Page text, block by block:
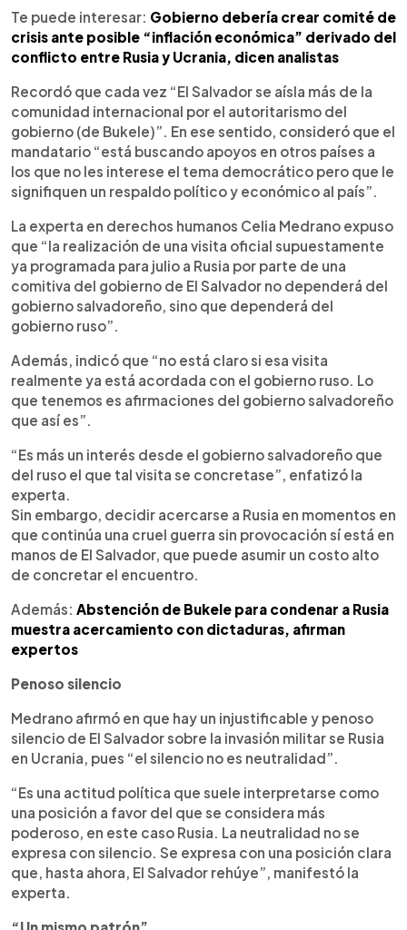
Te puede interesar: Gobierno debería crear comité de
crisis ante posible “inflación económica” derivado del
conflicto entre Rusia y Ucrania, dicen analistas
Recordó que cada vez “El Salvador se aísla más de la
comunidad internacional por el autoritarismo del
gobierno (de Bukele)”. En ese sentido, consideró que el
mandatario “está buscando apoyos en otros países a
los que no les interese el tema democrático pero que le
signifiquen un respaldo político y económico al país”.
La experta en derechos humanos Celia Medrano expuso
que “la realización de una visita oficial supuestamente
ya programada para julio a Rusia por parte de una
comitiva del gobierno de El Salvador no dependerá del
gobierno salvadoreño, sino que dependerá del
gobierno ruso”.
Además, indicó que “no está claro si esa visita
realmente ya está acordada con el gobierno ruso. Lo
que tenemos es afirmaciones del gobierno salvadoreño
que así es”.
“Es más un interés desde el gobierno salvadoreño que
del ruso el que tal visita se concretase”, enfatizó la
experta.
Sin embargo, decidir acercarse a Rusia en momentos en
que continúa una cruel guerra sin provocación sí está en
manos de El Salvador, que puede asumir un costo alto
de concretar el encuentro.
Además: Abstención de Bukele para condenar a Rusia
muestra acercamiento con dictaduras, afirman
expertos
Penoso silencio
Medrano afirmó en que hay un injustificable y penoso
silencio de El Salvador sobre la invasión militar se Rusia
en Ucrania, pues “el silencio no es neutralidad”.
“Es una actitud política que suele interpretarse como
una posición a favor del que se considera más
poderoso, en este caso Rusia. La neutralidad no se
expresa con silencio. Se expresa con una posición clara
que, hasta ahora, El Salvador rehúye”, manifestó la
experta.